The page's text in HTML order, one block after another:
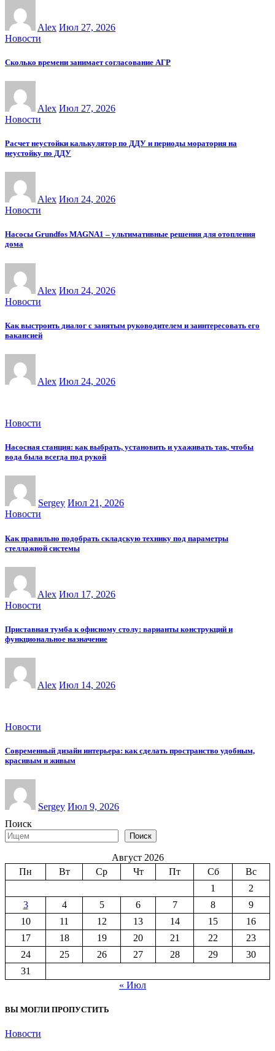
Alex Июл 27, 2026
Новости
Сколько времени занимает согласование АГР
Alex Июл 27, 2026
Новости
Расчет неустойки калькулятор по ДДУ и периоды моратория на
неустойку по ДДУ
Alex Июл 24, 2026
Новости
Насосы Grundfos MAGNA1 – ультимативные решения для отопления
дома
Alex Июл 24, 2026
Новости
Как выстроить диалог с занятым руководителем и заинтересовать его
вакансией
Alex Июл 24, 2026
Новости
Насосная станция: как выбрать, установить и ухаживать так, чтобы
вода была всегда под рукой
Sergey Июл 21, 2026
Новости
Как правильно подобрать складскую технику под параметры
стеллажной системы
Alex Июл 17, 2026
Новости
Приставная тумба к офисному столу: варианты конструкций и
функциональное назначение
Alex Июл 14, 2026
Новости
Современный дизайн интерьера: как сделать пространство удобным,
красивым и живым
Sergey Июл 9, 2026
Поиск
Поиск
Август 2026
Пн
Вт Ср Чт Пт Сб
Вс
1
2
3
4 5 6 7 8
9
10
11 12 13 14 15
16
17
18 19 20 21 22
23
24
25 26 27 28 29
30
31
« Июл
ВЫ МОГЛИ ПРОПУСТИТЬ
Новости